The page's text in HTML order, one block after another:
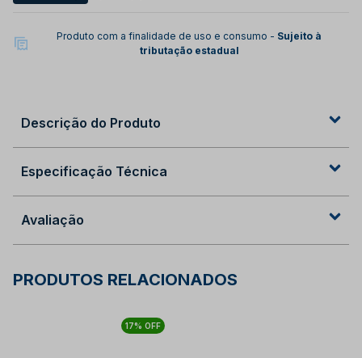
Produto com a finalidade de uso e consumo - Sujeito à
tributação estadual
Descrição do Produto
Especificação Técnica
Avaliação
PRODUTOS RELACIONADOS
17% OFF